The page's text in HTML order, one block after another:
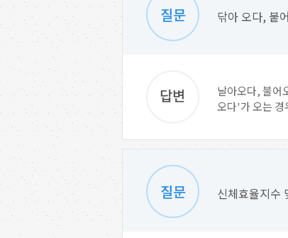
닦아 오다, 붙
날아오다, 불어
오다'가 오는 경
신체효율지수